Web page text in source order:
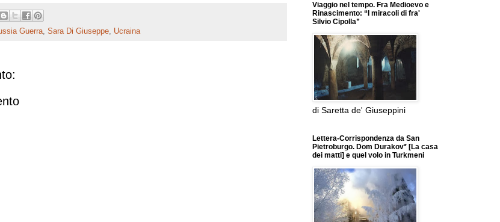
Guerra, Sara Di Giuseppe, Ucraina
Viaggio nel tempo. Fra Medioevo e
Rinascimento: “I miracoli di fra'
Silvio Cipolla”
di Saretta de' Giuseppini
Lettera-Corrispondenza da San
Pietroburgo. Dom Durakov* [La casa
dei matti] e quel volo in Turkmeni